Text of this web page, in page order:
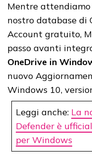
Mentre
nostro database di
Account gratuito,
passo avanti
OneDrive in
nuovo
Windows 10,
Leggi anche: La
Defender è
per Windows